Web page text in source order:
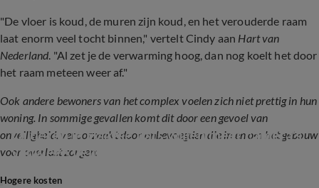
"De vloer is koud, de muren zijn koud, en het verouderde raam
laat enorm veel tocht binnen," vertelt Cindy aan Hart van
Nederland. "Al zet je de verwarming hoog, dan nog koelt het door
het raam meteen weer af."
Ook andere bewoners van het complex voelen zich niet prettig in hun
woning. In sommige gevallen komt dit door een gevoel van
onveiligheid, veroorzaakt door onbevoegden die in en om het gebouw
voor overlast zorgen:
Ouderen in Haagse flats willen meer camera's
vanwege veiligheid
Hogere kosten